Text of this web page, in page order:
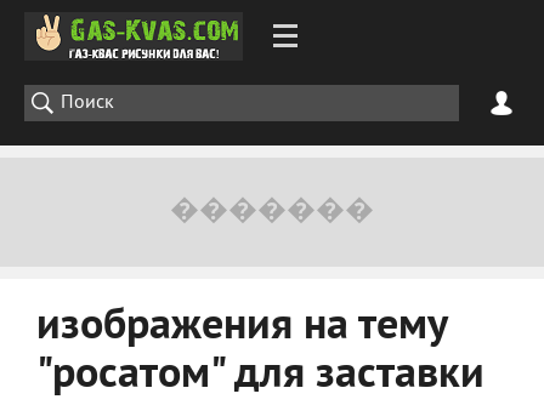
изображения на тему
"росатом" для заставки